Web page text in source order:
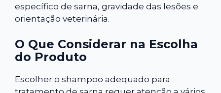
específico de sarna, gravidade das lesões e
orientação veterinária.
O Que Considerar na Escolha
do Produto
Escolher o shampoo adequado para